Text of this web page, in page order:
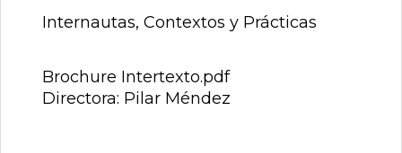
Internautas, Contextos y Prácticas
Brochure Intertexto.pdf
Directora: Pilar Méndez